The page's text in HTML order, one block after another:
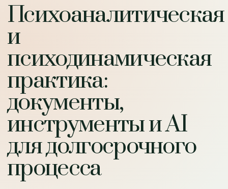
Психоаналитическая
и
психодинамическая
практика:
документы,
инструменты и AI
для долгосрочного
процесса